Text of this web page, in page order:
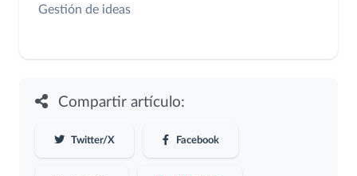
Gestión de ideas
Compartir artículo:
Twitter/X Facebook